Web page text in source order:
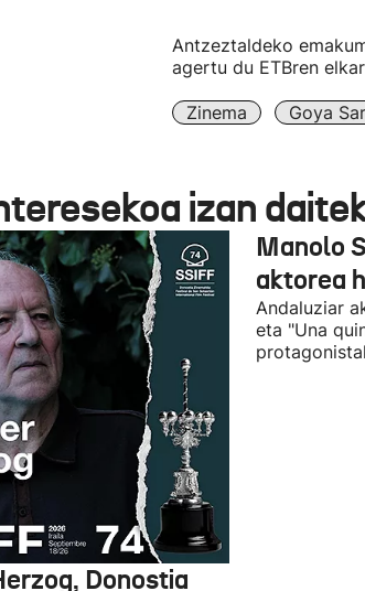
Antzeztaldeko
agertu du ETBren
Zinema Goya
izan
Donostia
Manolo
aktorea
Andaluziar
eta "Una